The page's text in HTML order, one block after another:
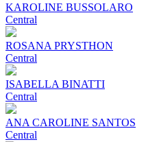
KAROLINE BUSSOLARO
Central
ROSANA PRYSTHON
Central
ISABELLA BINATTI
Central
ANA CAROLINE SANTOS
Central